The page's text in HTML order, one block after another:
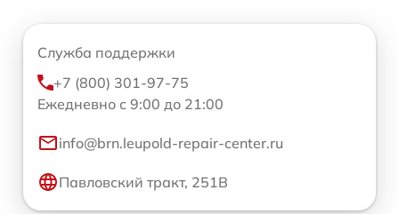
Служба поддержки
+7 (800) 301-97-75
Ежедневно с 9:00 до 21:00
info@brn.leupold-repair-center.ru
Павловский тракт, 251В